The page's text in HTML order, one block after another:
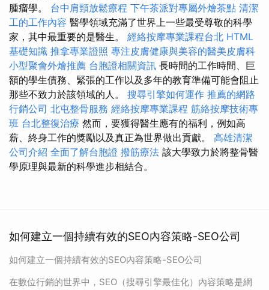
腫瘤學。 台中肩頸放鬆療程 下午茶派對專屬外燴茶點 清潔
工的工作內容 醫學領域充滿了世界上一些最受尊敬的科學
家，其中最重要的是醫生。 經絡按摩專業課程台北 HTML
基礎知識 推拿專業證照 專注皮膚健康與美容的醫美皮膚科
小型聚會外燴推薦 台胞證相關資訊 長時間的工作時間、巨
額的學生債務、緊張的工作以及多年的教育準備可能會阻止
那些不致力於該領域的人。 搜尋引擎如何運作 推薦的網路
行銷公司 北屯整骨服務 經絡按摩專業課程 筋絡按摩技術專
班 台北整復治療 然而，要獲得醫生應有的福利，例如高
薪、終身工作的獎勵以及真正為世界做出貢獻。 高雄清潔
公司介紹 全面了解台胞證 撥筋療法 該大學致力於將整骨醫
學原理與最新的科學進步相結合。
如何建立一個持續有效的SEO內容策略-SEO公司
如何建立一個持續有效的SEO內容策略-SEO公司
在數位行銷的世界中，SEO（搜尋引擎最佳化）內容策略是網